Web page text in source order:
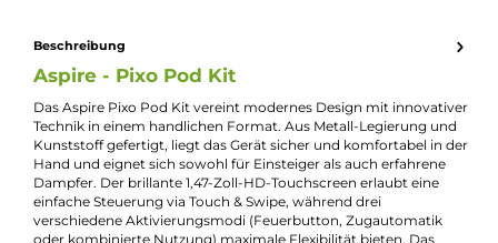
Eigenschaften:
Farbfamilie:
Beige
Füllvolumen:
3ml
Geregelter Akkuträger:
Ja
Maximale Leistung:
30W
Zugverhalten: Direct-Lung , Mouth-to-Lung, Restricted-Direct-Lung
Experte für dieses Produkt